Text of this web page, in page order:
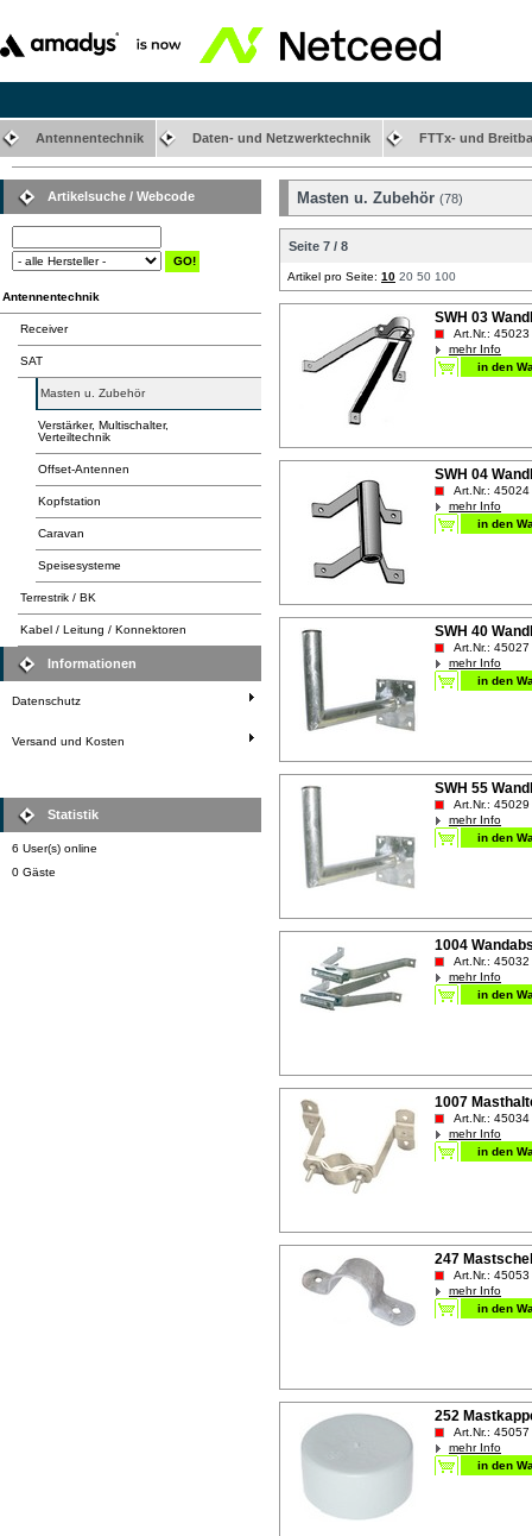
Antennentechnik Daten- und Netzwerktechnik FTTx- und
Artikelsuche / Webcode
Antennentechnik
Receiver
SAT
Masten u. Zubehör
Verstärker, Multischalter,
Verteiltechnik
Offset-Antennen
Kopfstation
Caravan
Speisesysteme
Terrestrik / BK
Kabel / Leitung / Konnektoren
Informationen
Datenschutz
Versand und Kosten
Statistik
6 User(s) online
0 Gäste
Masten u. Zubehör (78)
Seite 7 / 8
Artikel pro Seite: 10 20 50 100
SWH 03
Art.Nr.: 45023
mehr Info
SWH 04
Art.Nr.: 45024
mehr Info
SWH 40
Art.Nr.: 45027
mehr Info
SWH 55
Art.Nr.: 45029
mehr Info
1004
Art.Nr.: 45032
mehr Info
1007
Art.Nr.: 45034
mehr Info
247
Art.Nr.: 45053
mehr Info
252
Art.Nr.: 45057
mehr Info